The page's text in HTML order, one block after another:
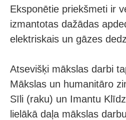
Eksponētie priekšmeti ir
izmantotas dažādas
elektriskais un gāzes
Atsevišķi mākslas darbi
Mākslas un humanitāro
Sīli (raku) un Imantu
lielākā daļa mākslas